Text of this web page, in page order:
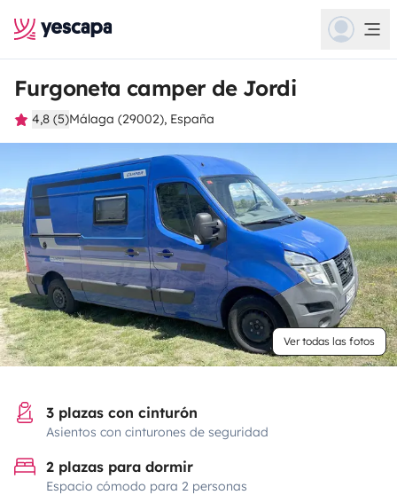
Furgoneta camper de Jordi
4,8 (5)Málaga (29002), España
Ver todas las fotos
3 plazas con cinturón
Asientos con cinturones de seguridad
2 plazas para dormir
Espacio cómodo para 2 personas